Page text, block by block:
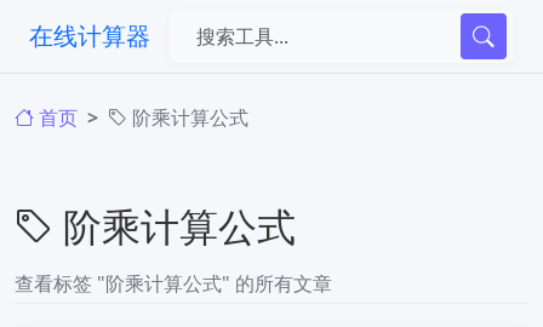
在线计算器
首页 阶乘计算公式
阶乘计算公式
查看标签 "阶乘计算公式" 的所有文章